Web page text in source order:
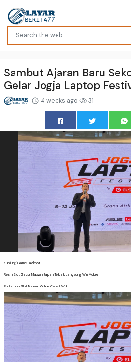
Sambut Ajaran Baru
Gelar Jogja Laptop
4 weeks ago 31
Kunjungi Game Jackpot
Resmi Slot Gacor Maxwin Japan Terbaik Langsung Win Mobile
Portal Judi Slot Maxwin Online Cepat Wd